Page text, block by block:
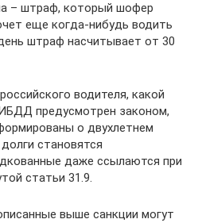
– штраф, который шофер
еще когда-нибудь водить
штраф насчитывает от 30
водителя, какой
предусмотрен законом,
о двухлетнем
становятся
даже ссылаются при
статьи 31.9.
выше санкции могут